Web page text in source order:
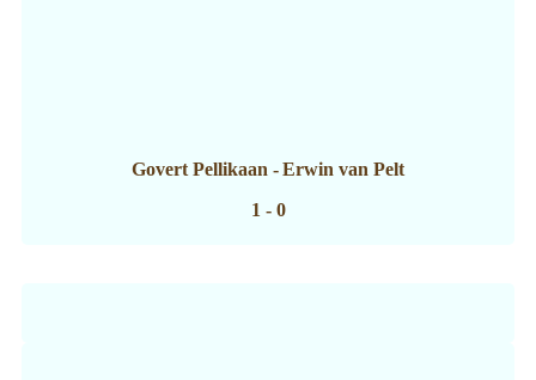
Govert Pellikaan - Erwin van Pelt
1 - 0